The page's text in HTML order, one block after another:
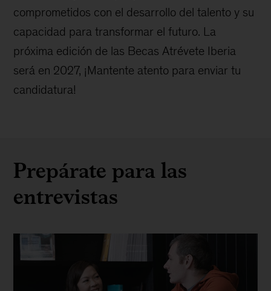
comprometidos con el desarrollo del talento y su
capacidad para transformar el futuro. La
próxima edición de las Becas Atrévete Iberia
será en 2027, ¡Mantente atento para enviar tu
candidatura!
Prepárate para las
entrevistas